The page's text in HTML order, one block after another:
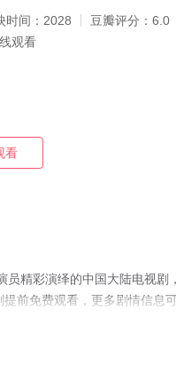
时间： 2028 豆瓣评分： 6.0
观看
看
精彩演绎的中国大陆电视剧
前免费观看，更多剧情信息